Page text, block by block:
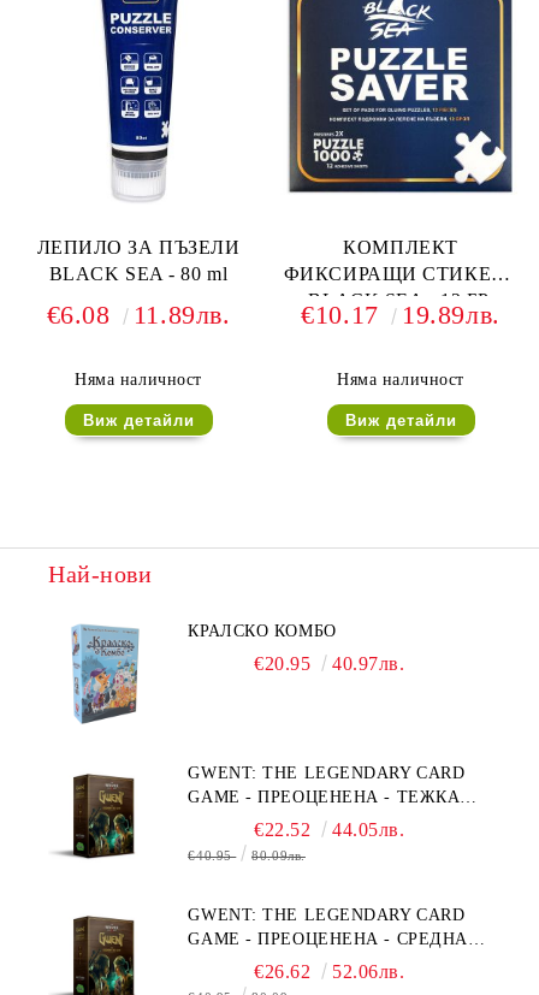
ЛЕПИЛО ЗА ПЪЗЕЛИ
BLACK SEA - 80 ml
€6.08 11.89лв.
Няма наличност
Виж детайли
КОМПЛЕКТ
ФИКСИРАЩИ СТИКЕРИ
BLACK SEA - 12 БР.
€10.17 19.89лв.
Няма наличност
Виж детайли
Най-нови
КРАЛСКО КОМБО
€20.95 40.97лв.
GWENT: THE LEGENDARY CARD
GAME - ПРЕОЦЕНЕНА - ТЕЖКА
ПОВРЕДА НА КУТИЯТА
€22.52 44.05лв.
€40.95 80.09лв.
GWENT: THE LEGENDARY CARD
GAME - ПРЕОЦЕНЕНА - СРЕДНА
ПОВРЕДА НА КУТИЯТА
€26.62 52.06лв.